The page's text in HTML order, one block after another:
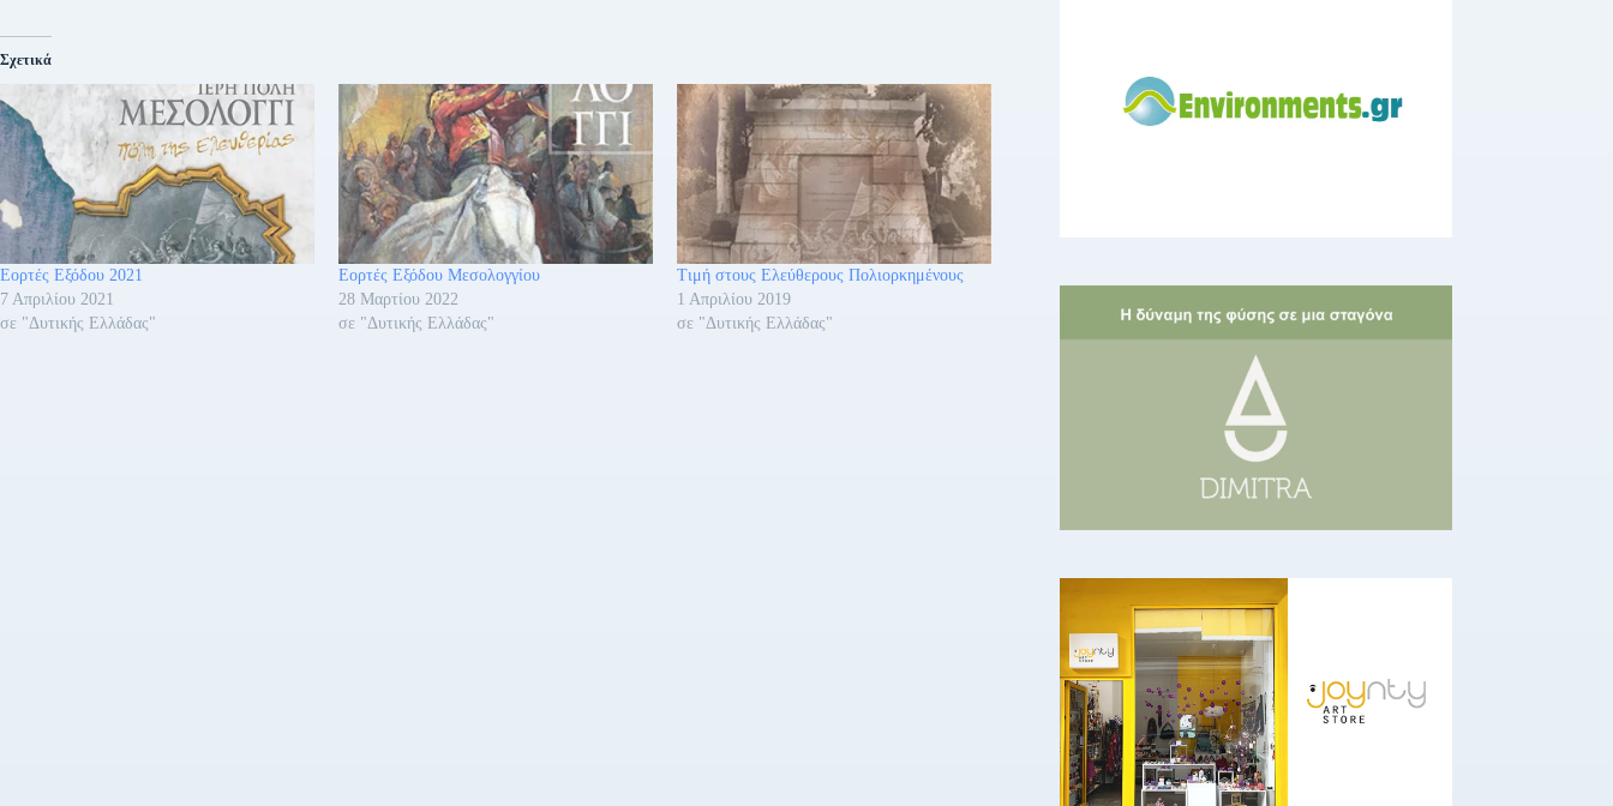
Σχετικά
Εορτές Εξόδου 2021
7 Απριλίου 2021
σε "Δυτικής Ελλάδας"
Εορτές Εξόδου Μεσολογγίου
28 Μαρτίου 2022
σε "Δυτικής Ελλάδας"
Τιμή στους Ελεύθερους Πολιορκημένους
1 Απριλίου 2019
σε "Δυτικής Ελλάδας"